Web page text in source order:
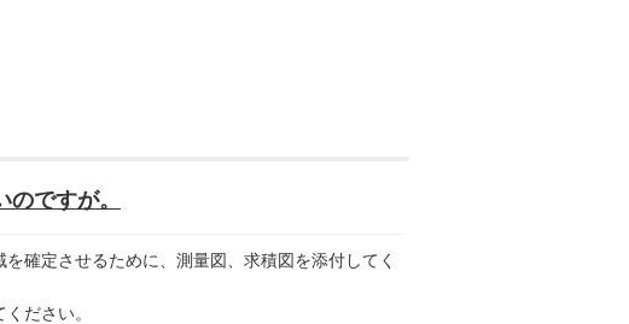
ですが。
確定させるために、測量図、求積図を添付してく
ださい。